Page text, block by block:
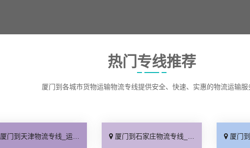
热门专线推荐
厦门到各城市货物运输物流专线提供安全、快速、实惠的物流运输服
厦门到天津物流专线_运保时效「高效快运」 厦门到石家庄物流专线_准时准点「多少公里」 厦门到唐